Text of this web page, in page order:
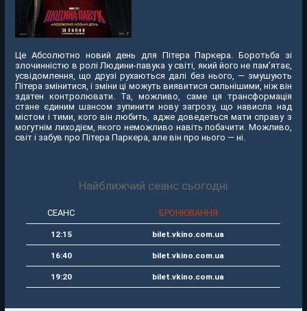
Це Абсолютно новий день для Пітера Паркера. Боротьба зі
злочинністю в ролі Людини-павука у світі, який його не пам’ятає,
усвідомлення, що друзі рухаються далі без нього, — змушують
Пітера змінитися, і зміни ці можуть виявитися сильнішими, ніж він
здатен контролювати. Та, можливо, саме ця трансформація
стане єдиним шансом зупинити нову загрозу, що нависла над
містом і тими, кого він любить, адже доведеться мати справу з
могутнім лиходієм, якого неможливо навіть побачити. Можливо,
світ і забув про Пітера Паркера, але він про нього — ні.
Найближчий сеанс сьогодні
СЕАНС БРОНЮВАННЯ
12:15 bilet.vkino.com.ua
16:40 bilet.vkino.com.ua
19:20 bilet.vkino.com.ua